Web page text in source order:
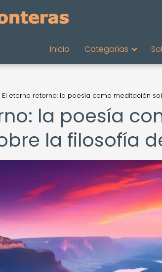
Inicio Categorías
El eterno retorno: la poesía como meditación
la poesía
la filosofía